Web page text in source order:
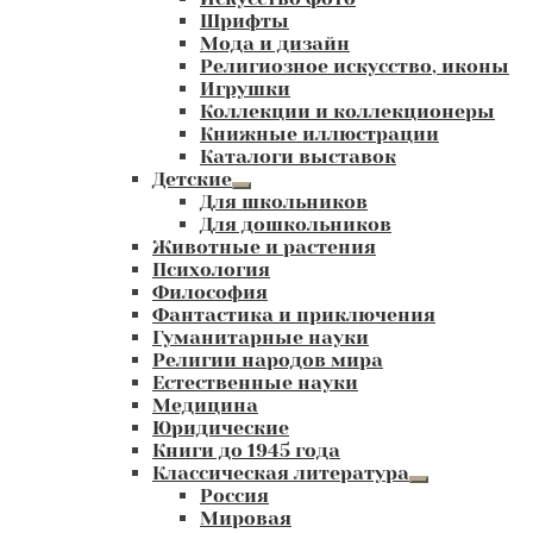
Шрифты
Мода и дизайн
Религиозное искусство, иконы
Игрушки
Коллекции и коллекционеры
Книжные иллюстрации
Каталоги выставок
Детские
Развернутое
вложенное
меню
Для школьников
Для дошкольников
Животные и растения
Психология
Философия
Фантастика и приключения
Гуманитарные науки
Религии народов мира
Естественные науки
Медицина
Юридические
Книги до 1945 года
Классическая литература
Развернутое
Россия
Мировая